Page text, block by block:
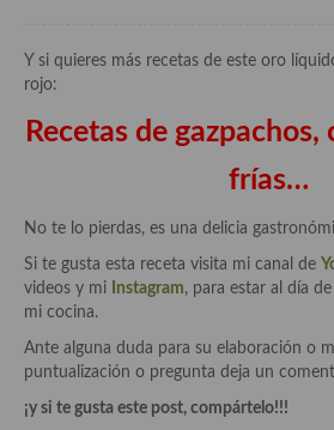
Cocina de Nicaragua
Cocina Ecuatoriana
Cocina Mexicana
Cocina peruana
Cocina de Oriente Medio
Cocina israelí
Cocina libanesa
Y si quieres más recetas de este oro
rojo:
Recetas de gazpachos,
frías…
No te lo pierdas, es una delicia
Si te gusta esta receta visita mi canal de
videos y mi
Instagram, para estar al día
mi cocina.
Ante alguna duda para su elaboración o
puntualización o pregunta deja un
¡y si te gusta este post, compártelo!!!